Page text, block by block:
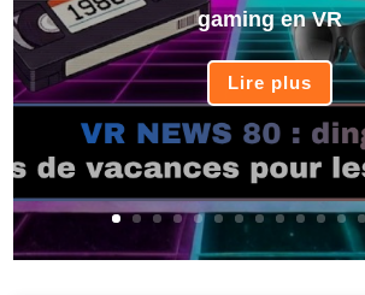
gaming en VR
Lire plus